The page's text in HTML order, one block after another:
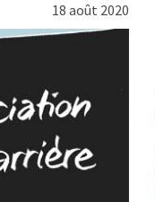
18 août 2020